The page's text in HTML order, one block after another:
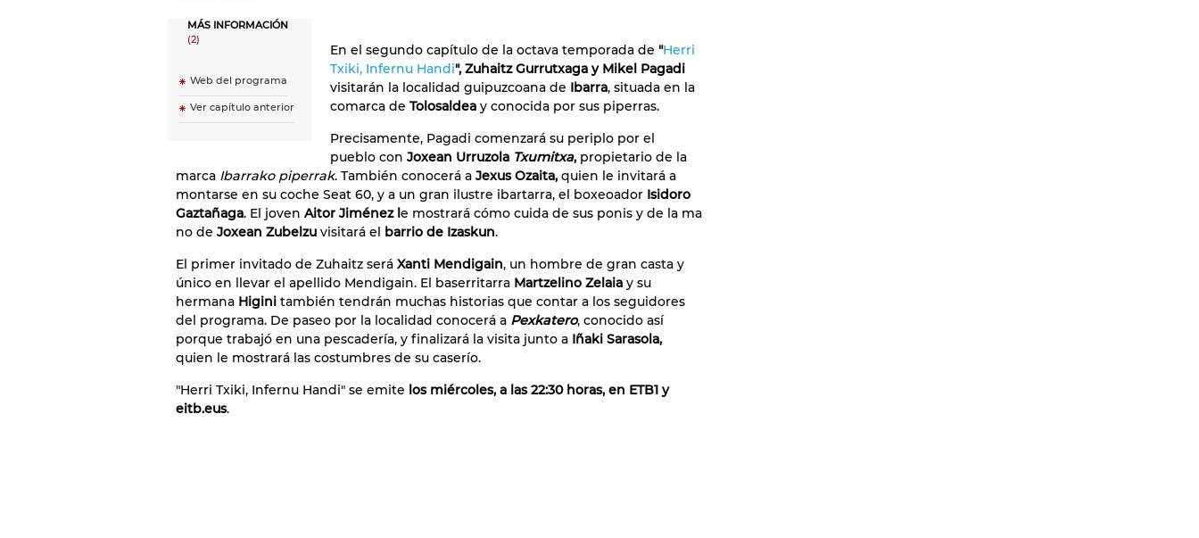
MÁS INFORMACIÓN
(2)
Web del programa
Ver capítulo anterior
En el segundo capítulo de la octava temporada de "Herri
Txiki, Infernu Handi", Zuhaitz Gurrutxaga y Mikel Pagadi
visitarán la localidad guipuzcoana de Ibarra, situada en la
comarca de Tolosaldea y conocida por sus piperras.
Precisamente, Pagadi comenzará su periplo por el
pueblo con Joxean Urruzola Txumitxa, propietario de la
marca Ibarrako piperrak. También conocerá a Jexus Ozaita, quien le invitará a
montarse en su coche Seat 60, y a un gran ilustre ibartarra, el boxeoador Isidoro
Gaztañaga. El joven Aitor Jiménez le mostrará cómo cuida de sus ponis y de la ma
no de Joxean Zubelzu visitará el barrio de Izaskun.
El primer invitado de Zuhaitz será Xanti Mendigain, un hombre de gran casta y
único en llevar el apellido Mendigain. El baserritarra Martzelino Zelaia y su
hermana Higini también tendrán muchas historias que contar a los seguidores
del programa. De paseo por la localidad conocerá a Pexkatero, conocido así
porque trabajó en una pescadería, y finalizará la visita junto a Iñaki Sarasola,
quien le mostrará las costumbres de su caserío.
"Herri Txiki, Infernu Handi" se emite los miércoles, a las 22:30 horas, en ETB1 y
eitb.eus.